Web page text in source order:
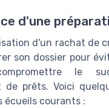
d'une
d'un rachat de
son dossier pour
le
de prêts. Voici
écueils courants :